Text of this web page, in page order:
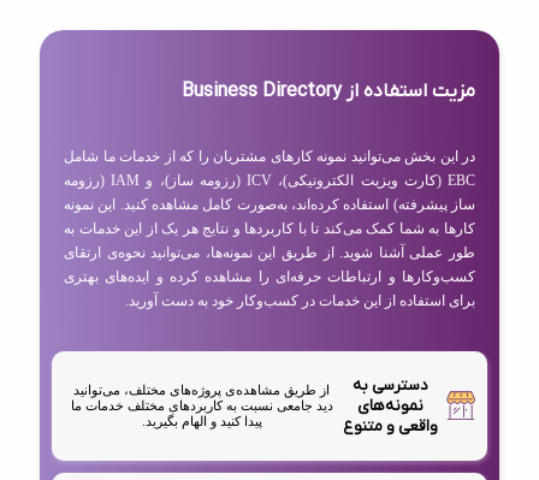
مزیت استفاده از Business Directory
در این بخش می‌توانید نمونه کارهای مشتریان را که از خدمات ما شامل
EBC (کارت ویزیت الکترونیکی)، ICV (رزومه ساز)، و IAM (رزومه
ساز پیشرفته) استفاده کرده‌اند، به‌صورت کامل مشاهده کنید. این نمونه
کارها به شما کمک می‌کند تا با کاربردها و نتایج هر یک از این خدمات به
طور عملی آشنا شوید. از طریق این نمونه‌ها، می‌توانید نحوه‌ی ارتقای
کسب‌وکارها و ارتباطات حرفه‌ای را مشاهده کرده و ایده‌های بهتری
برای استفاده از این خدمات در کسب‌وکار خود به دست آورید.
دسترسی به
نمونه‌های
واقعی و متنوع
از طریق مشاهده‌ی پروژه‌های مختلف، می‌توانید
دید جامعی نسبت به کاربردهای مختلف خدمات ما
پیدا کنید و الهام بگیرید.